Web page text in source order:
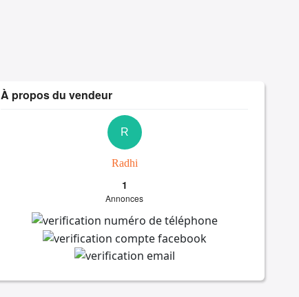
À propos du vendeur
R
Radhi
1
Annonces